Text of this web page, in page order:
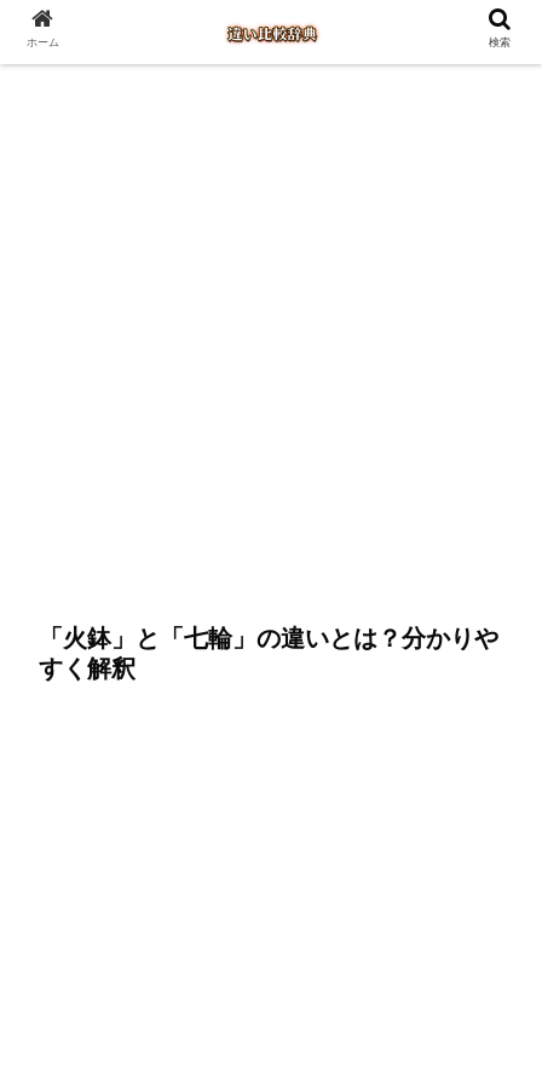
「火鉢」と「七輪」の違いとは？分かりや
すく解釈
ホーム 検索